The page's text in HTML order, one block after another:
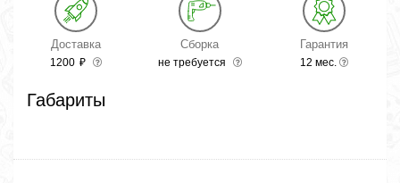
Доставка
1200 ₽
Сборка
не требуется
Гарантия
12 мес.
Габариты